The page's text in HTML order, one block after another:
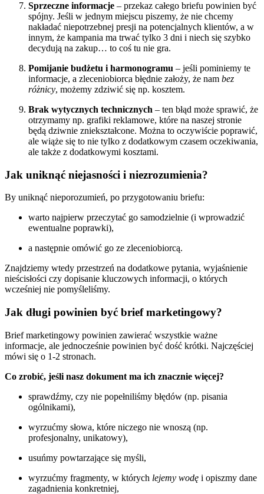
Sprzeczne informacje – przekaz całego briefu powinien być
spójny. Jeśli w jednym miejscu piszemy, że nie chcemy
nakładać niepotrzebnej presji na potencjalnych klientów, a w
innym, że kampania ma trwać tylko 3 dni i niech się szybko
decydują na zakup… to coś tu nie gra.
Pomijanie budżetu i harmonogramu – jeśli pominiemy te
informacje, a zleceniobiorca błędnie założy, że nam bez
różnicy, możemy zdziwić się np. kosztem.
Brak wytycznych technicznych – ten błąd może sprawić, że
otrzymamy np. grafiki reklamowe, które na naszej stronie
będą dziwnie zniekształcone. Można to oczywiście poprawić,
ale wiąże się to nie tylko z dodatkowym czasem oczekiwania,
ale także z dodatkowymi kosztami.
Jak uniknąć niejasności i niezrozumienia?
By uniknąć nieporozumień, po przygotowaniu briefu:
warto najpierw przeczytać go samodzielnie (i wprowadzić
ewentualne poprawki),
a następnie omówić go ze zleceniobiorcą.
Znajdziemy wtedy przestrzeń na dodatkowe pytania, wyjaśnienie
nieścisłości czy dopisanie kluczowych informacji, o których
wcześniej nie pomyśleliśmy.
Jak długi powinien być brief marketingowy?
Brief marketingowy powinien zawierać wszystkie ważne
informacje, ale jednocześnie powinien być dość krótki. Najczęściej
mówi się o 1-2 stronach.
Co zrobić, jeśli nasz dokument ma ich znacznie więcej?
sprawdźmy, czy nie popełniliśmy błędów (np. pisania
ogólnikami),
wyrzućmy słowa, które niczego nie wnoszą (np.
profesjonalny, unikatowy),
usuńmy powtarzające się myśli,
wyrzućmy fragmenty, w których lejemy wodę i opiszmy dane
zagadnienia konkretniej,